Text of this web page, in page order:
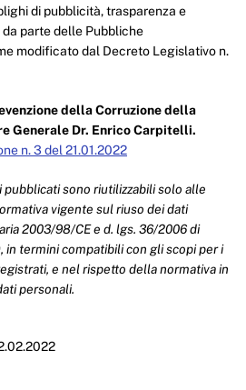
indirizzo politico
sussidi, vantaggi economici
patrimonio
di pubblicità, trasparenza e
parte delle Pubbliche
modificato dal Decreto Legislativo n.
della Corruzione della
Generale Dr. Enrico Carpitelli.
n. 3 del 21.01.2022
pubblicati sono riutilizzabili solo alle
vigente sul riuso dei dati
2003/98/CE e d. lgs. 36/2006 di
in termini compatibili con gli scopi per i
e nel rispetto della normativa in
personali.